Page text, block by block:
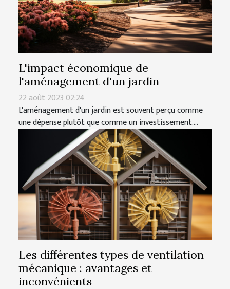
L'impact économique de
l'aménagement d'un jardin
22 août 2023 02:24
L'aménagement d'un jardin est souvent perçu comme
une dépense plutôt que comme un investissement....
Les différentes types de ventilation
mécanique : avantages et
inconvénients